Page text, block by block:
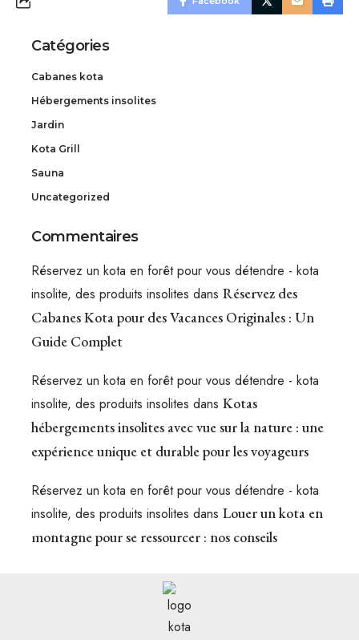
Catégories
Cabanes kota
Hébergements insolites
Jardin
Kota Grill
Sauna
Uncategorized
Commentaires
Réservez un kota en forêt pour vous détendre - kota
insolite, des produits insolites dans Réservez des
Cabanes Kota pour des Vacances Originales : Un
Guide Complet
Réservez un kota en forêt pour vous détendre - kota
insolite, des produits insolites dans Kotas
hébergements insolites avec vue sur la nature : une
expérience unique et durable pour les voyageurs
Réservez un kota en forêt pour vous détendre - kota
insolite, des produits insolites dans Louer un kota en
montagne pour se ressourcer : nos conseils